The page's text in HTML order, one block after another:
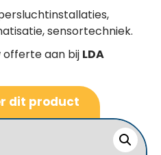
sensortechniek.
offerte aan bij LDA
dit product